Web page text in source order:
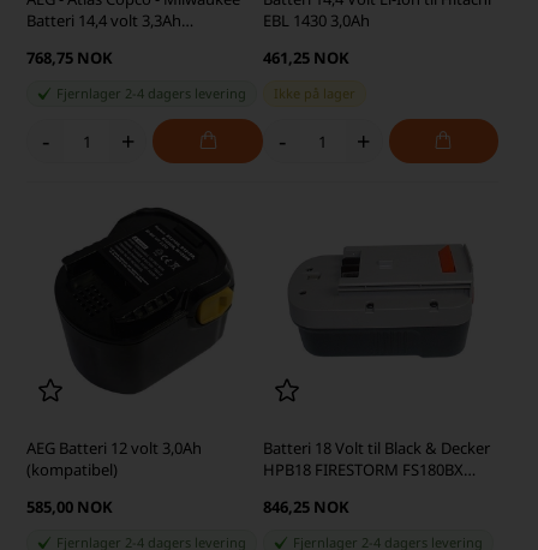
Batteri 14,4 volt 3,3Ah
768,75 NOK
Fjernlager 2-4 dagers levering
- +
EBL 1430 3,0Ah
461,25 NOK
Ikke på lager
- +
AEG Batteri 12 volt 3,0Ah
(kompatibel)
585,00 NOK
Fjernlager 2-4 dagers levering
Batteri 18 Volt til Black & Decker
HPB18 FIRESTORM FS180BX
846,25 NOK
Fjernlager 2-4 dagers levering